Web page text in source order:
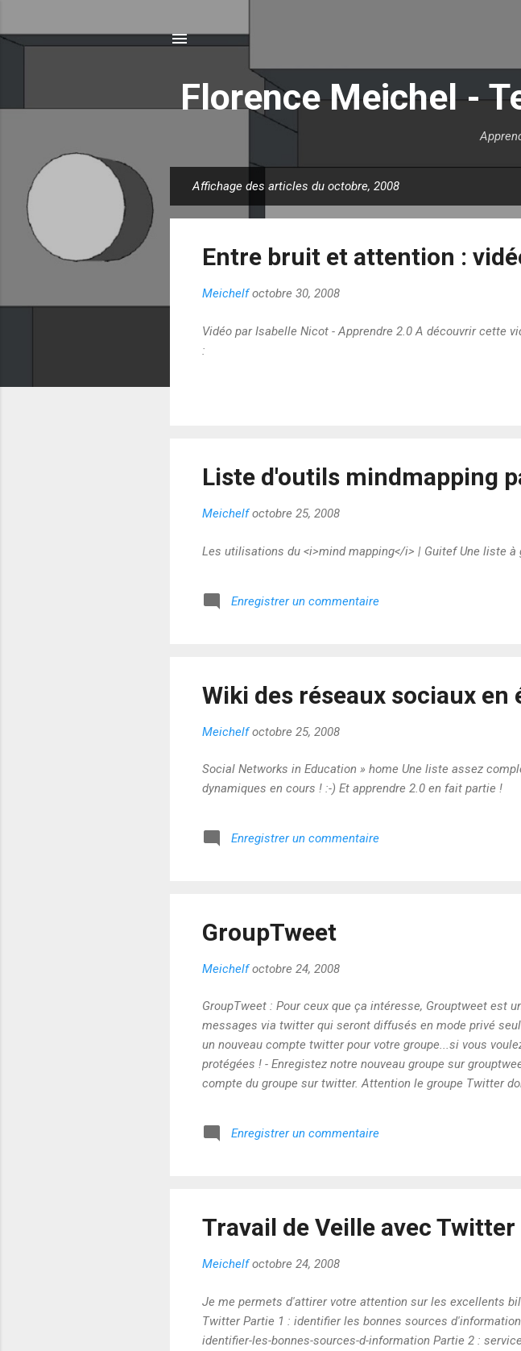
Accéder
Florence Meichel -
r
Affichage des articles du octobre, 2008
Entre bruit et attention :
Meichelf octobre 30, 2008
Vidéo par Isabelle Nicot - Apprendre 2.0 A découvrir cette
:
Liste d'outils mindmapping
Meichelf octobre 25, 2008
Les utilisations du <i>mind mapping</i> | Guitef Une liste
Enregistrer un commentaire
Wiki des réseaux sociaux en
Meichelf octobre 25, 2008
Social Networks in Education » home Une liste assez
dynamiques en cours ! :-) Et apprendre 2.0 en fait partie !
Enregistrer un commentaire
GroupTweet
Meichelf octobre 24, 2008
GroupTweet : Pour ceux que ça intéresse, Grouptweet est
messages via twitter qui seront diffusés en mode privé
un nouveau compte twitter pour votre groupe...si vous
protégées ! - Enregistez notre nouveau groupe sur
compte du groupe sur twitter. Attention le groupe Twitter
Enregistrer un commentaire
Travail de Veille avec Twitter
Meichelf octobre 24, 2008
Je me permets d'attirer votre attention sur les excellents
Twitter Partie 1 : identifier les bonnes sources
identifier-les-bonnes-sources-d-information Partie 2 :